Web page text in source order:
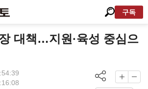
구독
대책…지원·육성 중심으